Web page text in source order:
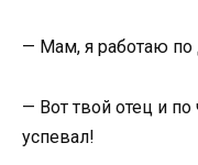
— Мам, я работаю по
— Вот твой отец и по
успевал!